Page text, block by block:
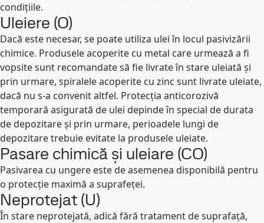
condițiile.
Uleiere (O)
Dacă este necesar, se poate utiliza ulei în locul pasivizării
chimice. Produsele acoperite cu metal care urmează a fi
vopsite sunt recomandate să fie livrate în stare uleiată și
prin urmare, spiralele acoperite cu zinc sunt livrate uleiate,
dacă nu s-a convenit altfel. Protecția anticorozivă
temporară asigurată de ulei depinde în special de durata
de depozitare și prin urmare, perioadele lungi de
depozitare trebuie evitate la produsele uleiate.
Pasare chimică și uleiare (CO)
Pasivarea cu ungere este de asemenea disponibilă pentru
o protecție maximă a suprafeței.
Neprotejat (U)
În stare neprotejată, adică fără tratament de suprafață,